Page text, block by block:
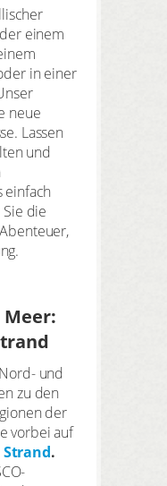
einem
in einer
neue
Lassen
und
einfach
die
Meer:
und
zu den
der
vorbei auf
.